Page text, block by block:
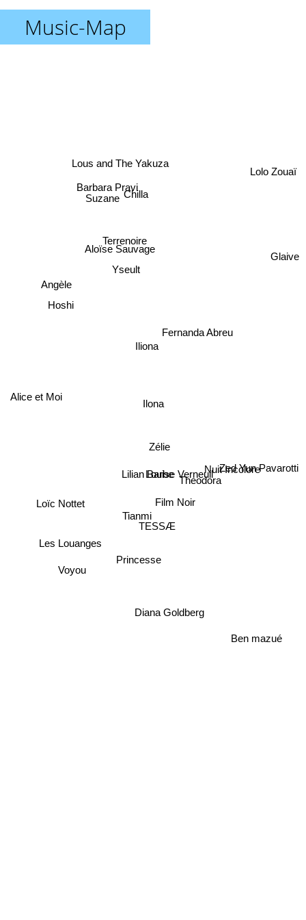
Music-Map
Ilona
Zélie
Iliona
Lilian Barbe
Tianmi
TESSÆ
Film Noir
Louise Verneuil
Theodora
Fernanda Abreu
Yseult
Princesse
Diana Goldberg
Aloïse Sauvage
Nuit Incolore
Terrenoire
Chilla
Les Louanges
Loïc Nottet
Zed Yun Pavarotti
Barbara Pravi
Lous and The Yakuza
Hoshi
Suzane
Angèle
Ben mazué
Glaive
Lolo Zouaï
Alice et Moi